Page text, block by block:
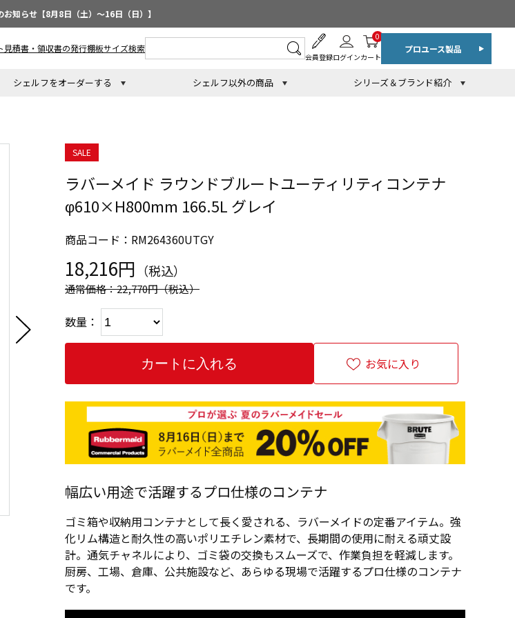
知らせ【8月8日（土）～16日（日）】
見積書・領収書の発行棚板サイズ検索
会員登録ログインカート
0
プロユース製品
シェルフをオーダーする シェルフ以外の商品 シリーズ＆ブランド紹介
SALE
ラバーメイド ラウンドブルートユーティリティコンテナ
φ610×H800mm 166.5L グレイ
商品コード：RM264360UTGY
18,216円 （税込）
通常価格：22,770円（税込）
数量：
お気に入り
幅広い用途で活躍するプロ仕様のコンテナ
ゴミ箱や収納用コンテナとして長く愛される、ラバーメイドの定番アイテム。強
化リム構造と耐久性の高いポリエチレン素材で、長期間の使用に耐える頑丈設
計。通気チャネルにより、ゴミ袋の交換もスムーズで、作業負担を軽減します。
厨房、工場、倉庫、公共施設など、あらゆる現場で活躍するプロ仕様のコンテナ
です。